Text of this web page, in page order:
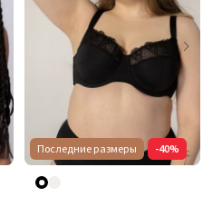
Последние размеры -40%